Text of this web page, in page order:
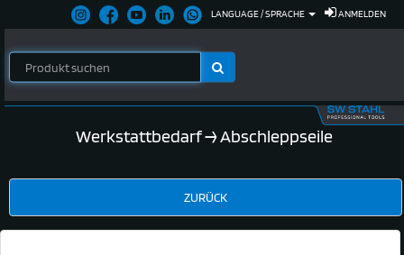
ANMELDEN
LANGUAGE / SPRACHE
Werkstattbedarf→ Abschleppseile